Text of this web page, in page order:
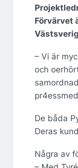
Förvärvet
– Vi är
och
De båda
Deras
Några av